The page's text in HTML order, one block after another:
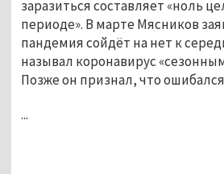
заразиться составляет «ноль
периоде». В марте Мясников
пандемия сойдёт на нет к
называл коронавирус
Позже он признал, что
...